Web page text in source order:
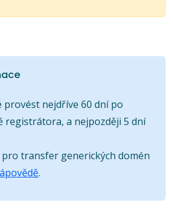
nejdříve 60 dní po
registrátora, a nejpozději 5 dní
transfer generických domén
.